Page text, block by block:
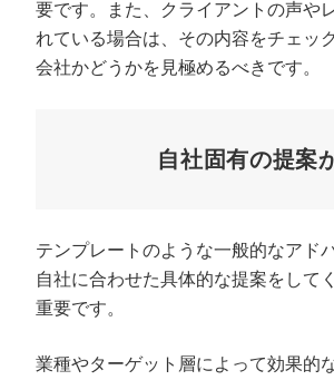
要です。また、クライアントの声や
れている場合は、その内容をチェッ
会社かどうかを見極めるべきです。
自社固有の提案
テンプレートのような一般的なアド
自社に合わせた具体的な提案をして
重要です。
業種やターゲット層によって効果的